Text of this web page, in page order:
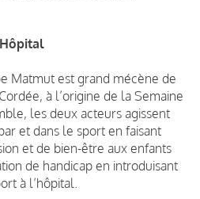
Matmut est grand mécène de
à l’origine de la Semaine
les deux acteurs agissent
et dans le sport en faisant
et de bien-être aux enfants
de handicap en introduisant
à l’hôpital.